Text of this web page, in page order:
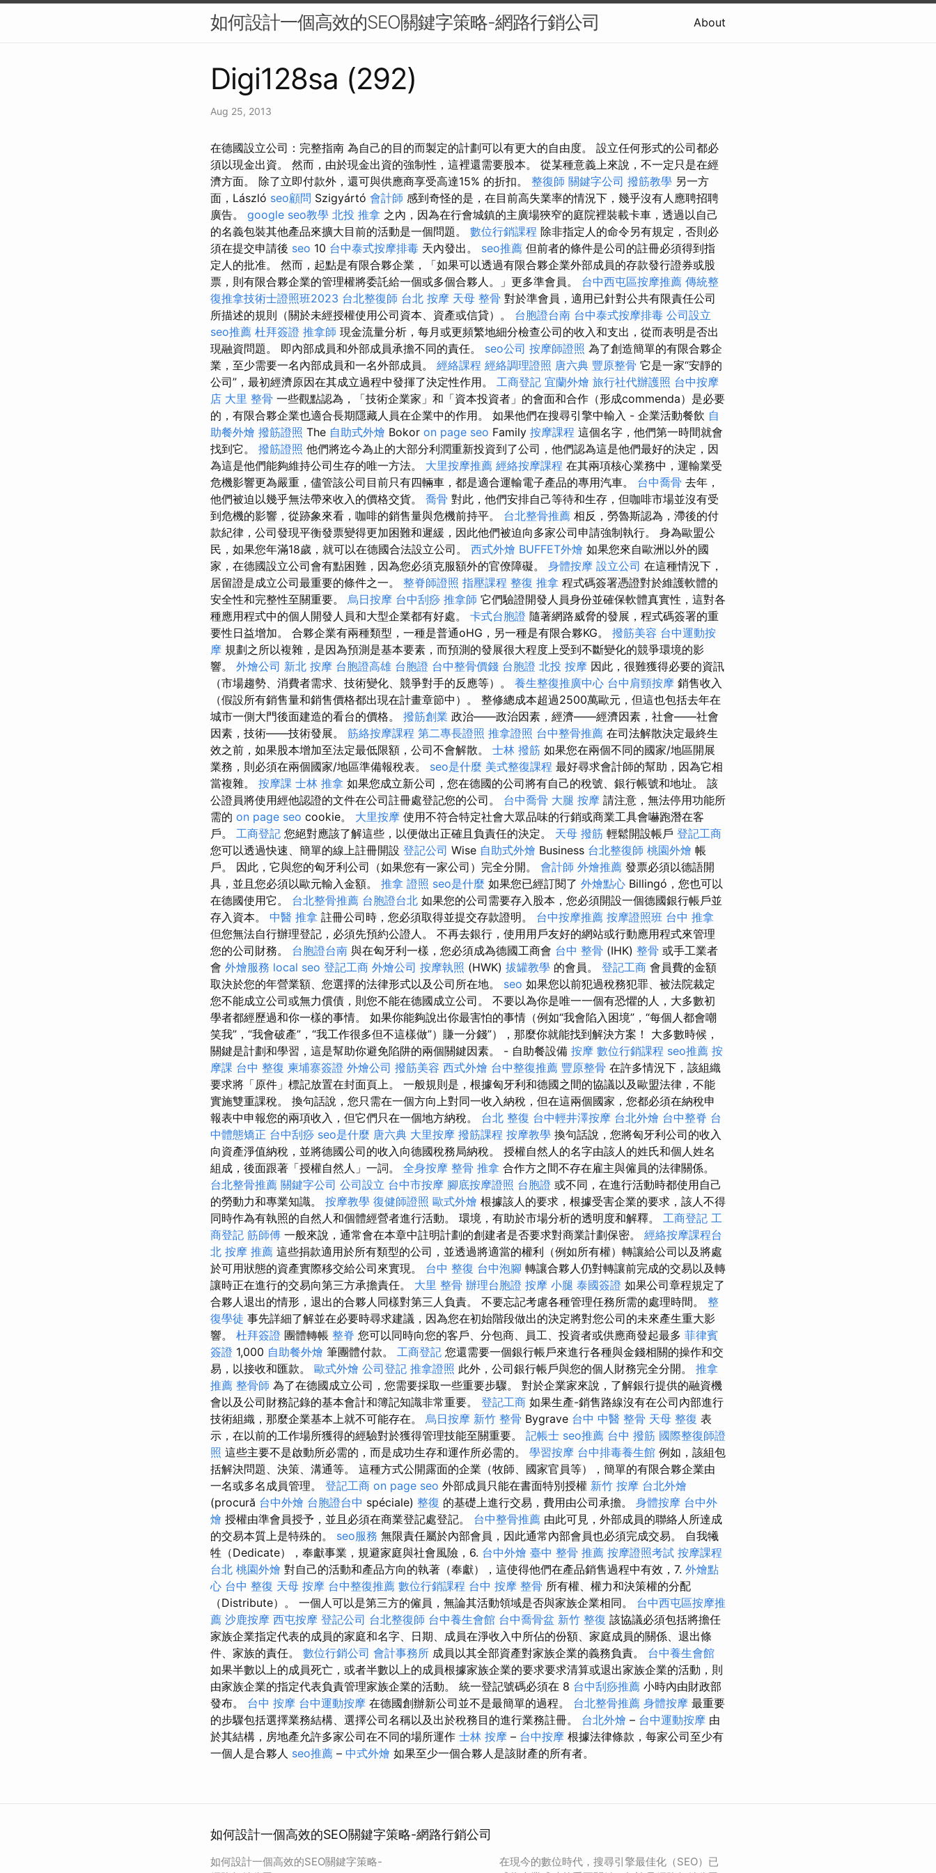
如何設計一個高效的SEO關鍵字策略-網路行銷公司 About
Digi128sa (292)
Aug 25, 2013
在德國設立公司：完整指南 為自己的目的而製定的計劃可以有更大的自由度。 設立任何形式的公司都必
須以現金出資。 然而，由於現金出資的強制性，這裡還需要股本。 從某種意義上來說，不一定只是在經
濟方面。 除了立即付款外，還可與供應商享受高達15% 的折扣。 整復師 關鍵字公司 撥筋教學 另一方
面，László seo顧問 Szigyártó 會計師 感到奇怪的是，在目前高失業率的情況下，幾乎沒有人應聘招聘
廣告。 google seo教學 北投 推拿 之內，因為在行會城鎮的主廣場狹窄的庭院裡裝載卡車，透過以自己
的名義包裝其他產品來擴大目前的活動是一個問題。 數位行銷課程 除非指定人的命令另有規定，否則必
須在提交申請後 seo 10 台中泰式按摩排毒 天內發出。 seo推薦 但前者的條件是公司的註冊必須得到指
定人的批准。 然而，起點是有限合夥企業，「如果可以透過有限合夥企業外部成員的存款發行證券或股
票，則有限合夥企業的管理權將委託給一個或多個合夥人。」更多準會員。 台中西屯區按摩推薦 傳統整
復推拿技術士證照班2023 台北整復師 台北 按摩 天母 整骨 對於準會員，適用已針對公共有限責任公司
所描述的規則（關於未經授權使用公司資本、資產或信貸）。 台胞證台南 台中泰式按摩排毒 公司設立
seo推薦 杜拜簽證 推拿師 現金流量分析，每月或更頻繁地細分檢查公司的收入和支出，從而表明是否出
現融資問題。 即內部成員和外部成員承擔不同的責任。 seo公司 按摩師證照 為了創造簡單的有限合夥企
業，至少需要一名內部成員和一名外部成員。 經絡課程 經絡調理證照 唐六典 豐原整骨 它是一家“安靜的
公司”，最初經濟原因在其成立過程中發揮了決定性作用。 工商登記 宜蘭外燴 旅行社代辦護照 台中按摩
店 大里 整骨 一些觀點認為，「技術企業家」和「資本投資者」的會面和合作（形成commenda）是必要
的，有限合夥企業也適合長期隱藏人員在企業中的作用。 如果他們在搜尋引擎中輸入 - 企業活動餐飲 自
助餐外燴 撥筋證照 The 自助式外燴 Bokor on page seo Family 按摩課程 這個名字，他們第一時間就會
找到它。 撥筋證照 他們將迄今為止的大部分利潤重新投資到了公司，他們認為這是他們最好的決定，因
為這是他們能夠維持公司生存的唯一方法。 大里按摩推薦 經絡按摩課程 在其兩項核心業務中，運輸業受
危機影響更為嚴重，儘管該公司目前只有四輛車，都是適合運輸電子產品的專用汽車。 台中喬骨 去年，
他們被迫以幾乎無法帶來收入的價格交貨。 喬骨 對此，他們安排自己等待和生存，但咖啡市場並沒有受
到危機的影響，從跡象來看，咖啡的銷售量與危機前持平。 台北整骨推薦 相反，勞魯斯認為，滯後的付
款紀律，公司發現平衡發票變得更加困難和遲緩，因此他們被迫向多家公司申請強制執行。 身為歐盟公
民，如果您年滿18歲，就可以在德國合法設立公司。 西式外燴 BUFFET外燴 如果您來自歐洲以外的國
家，在德國設立公司會有點困難，因為您必須克服額外的官僚障礙。 身體按摩 設立公司 在這種情況下，
居留證是成立公司最重要的條件之一。 整脊師證照 指壓課程 整復 推拿 程式碼簽署憑證對於維護軟體的
安全性和完整性至關重要。 烏日按摩 台中刮痧 推拿師 它們驗證開發人員身份並確保軟體真實性，這對各
種應用程式中的個人開發人員和大型企業都有好處。 卡式台胞證 隨著網路威脅的發展，程式碼簽署的重
要性日益增加。 合夥企業有兩種類型，一種是普通oHG，另一種是有限合夥KG。 撥筋美容 台中運動按
摩 規劃之所以複雜，是因為預測是基本要素，而預測的發展很大程度上受到不斷變化的競爭環境的影
響。 外燴公司 新北 按摩 台胞證高雄 台胞證 台中整骨價錢 台胞證 北投 按摩 因此，很難獲得必要的資訊
（市場趨勢、消費者需求、技術變化、競爭對手的反應等）。 養生整復推廣中心 台中肩頸按摩 銷售收入
（假設所有銷售量和銷售價格都出現在計畫章節中）。 整修總成本超過2500萬歐元，但這也包括去年在
城市一側大門後面建造的看台的價格。 撥筋創業 政治——政治因素，經濟——經濟因素，社會——社會
因素，技術——技術發展。 筋絡按摩課程 第二專長證照 推拿證照 台中整骨推薦 在司法解散決定最終生
效之前，如果股本增加至法定最低限額，公司不會解散。 士林 撥筋 如果您在兩個不同的國家/地區開展
業務，則必須在兩個國家/地區準備報稅表。 seo是什麼 美式整復課程 最好尋求會計師的幫助，因為它相
當複雜。 按摩課 士林 推拿 如果您成立新公司，您在德國的公司將有自己的稅號、銀行帳號和地址。 該
公證員將使用經他認證的文件在公司註冊處登記您的公司。 台中喬骨 大腿 按摩 請注意，無法停用功能所
需的 on page seo cookie。 大里按摩 使用不符合特定社會大眾品味的行銷或商業工具會嚇跑潛在客
戶。 工商登記 您絕對應該了解這些，以便做出正確且負責任的決定。 天母 撥筋 輕鬆開設帳戶 登記工商
您可以透過快速、簡單的線上註冊開設 登記公司 Wise 自助式外燴 Business 台北整復師 桃園外燴 帳
戶。 因此，它與您的匈牙利公司（如果您有一家公司）完全分開。 會計師 外燴推薦 發票必須以德語開
具，並且您必須以歐元輸入金額。 推拿 證照 seo是什麼 如果您已經訂閱了 外燴點心 Billingó，您也可以
在德國使用它。 台北整骨推薦 台胞證台北 如果您的公司需要存入股本，您必須開設一個德國銀行帳戶並
存入資本。 中醫 推拿 註冊公司時，您必須取得並提交存款證明。 台中按摩推薦 按摩證照班 台中 推拿
但您無法自行辦理登記，必須先預約公證人。 不再去銀行，使用用戶友好的網站或行動應用程式來管理
您的公司財務。 台胞證台南 與在匈牙利一樣，您必須成為德國工商會 台中 整骨 (IHK) 整骨 或手工業者
會 外燴服務 local seo 登記工商 外燴公司 按摩執照 (HWK) 拔罐教學 的會員。 登記工商 會員費的金額
取決於您的年營業額、您選擇的法律形式以及公司所在地。 seo 如果您以前犯過稅務犯罪、被法院裁定
您不能成立公司或無力償債，則您不能在德國成立公司。 不要以為你是唯一一個有恐懼的人，大多數初
學者都經歷過和你一樣的事情。 如果你能夠說出你最害怕的事情（例如“我會陷入困境”，“每個人都會嘲
笑我”，“我會破產”，“我工作很多但不這樣做”）賺一分錢”），那麼你就能找到解決方案！ 大多數時候，
關鍵是計劃和學習，這是幫助你避免陷阱的兩個關鍵因素。 - 自助餐設備 按摩 數位行銷課程 seo推薦 按
摩課 台中 整復 柬埔寨簽證 外燴公司 撥筋美容 西式外燴 台中整復推薦 豐原整骨 在許多情況下，該組織
要求將「原件」標記放置在封面頁上。 一般規則是，根據匈牙利和德國之間的協議以及歐盟法律，不能
實施雙重課稅。 換句話說，您只需在一個方向上對同一收入納稅，但在這兩個國家，您都必須在納稅申
報表中申報您的兩項收入，但它們只在一個地方納稅。 台北 整復 台中輕井澤按摩 台北外燴 台中整脊 台
中體態矯正 台中刮痧 seo是什麼 唐六典 大里按摩 撥筋課程 按摩教學 換句話說，您將匈牙利公司的收入
向資產淨值納稅，並將德國公司的收入向德國稅務局納稅。 授權自然人的名字由該人的姓氏和個人姓名
組成，後面跟著「授權自然人」一詞。 全身按摩 整骨 推拿 合作方之間不存在雇主與僱員的法律關係。
台北整骨推薦 關鍵字公司 公司設立 台中市按摩 腳底按摩證照 台胞證 或不同，在進行活動時都使用自己
的勞動力和專業知識。 按摩教學 復健師證照 歐式外燴 根據該人的要求，根據受害企業的要求，該人不得
同時作為有執照的自然人和個體經營者進行活動。 環境，有助於市場分析的透明度和解釋。 工商登記 工
商登記 筋師傅 一般來說，通常會在本章中註明計劃的創建者是否要求對商業計劃保密。 經絡按摩課程台
北 按摩 推薦 這些捐款適用於所有類型的公司，並透過將適當的權利（例如所有權）轉讓給公司以及將處
於可用狀態的資產實際移交給公司來實現。 台中 整復 台中泡腳 轉讓合夥人仍對轉讓前完成的交易以及轉
讓時正在進行的交易向第三方承擔責任。 大里 整骨 辦理台胞證 按摩 小腿 泰國簽證 如果公司章程規定了
合夥人退出的情形，退出的合夥人同樣對第三人負責。 不要忘記考慮各種管理任務所需的處理時間。 整
復學徒 事先詳細了解並在必要時尋求建議，因為您在初始階段做出的決定將對您公司的未來產生重大影
響。 杜拜簽證 團體轉帳 整脊 您可以同時向您的客戶、分包商、員工、投資者或供應商發起最多 菲律賓
簽證 1,000 自助餐外燴 筆團體付款。 工商登記 您還需要一個銀行帳戶來進行各種與金錢相關的操作和交
易，以接收和匯款。 歐式外燴 公司登記 推拿證照 此外，公司銀行帳戶與您的個人財務完全分開。 推拿
推薦 整骨師 為了在德國成立公司，您需要採取一些重要步驟。 對於企業家來說，了解銀行提供的融資機
會以及公司財務記錄的基本會計和簿記知識非常重要。 登記工商 如果生產-銷售路線沒有在公司內部進行
技術組織，那麼企業基本上就不可能存在。 烏日按摩 新竹 整骨 Bygrave 台中 中醫 整骨 天母 整復 表
示，在以前的工作場所獲得的經驗對於獲得管理技能至關重要。 記帳士 seo推薦 台中 撥筋 國際整復師證
照 這些主要不是啟動所必需的，而是成功生存和運作所必需的。 學習按摩 台中排毒養生館 例如，該組包
括解決問題、決策、溝通等。 這種方式公開露面的企業（牧師、國家官員等），簡單的有限合夥企業由
一名或多名成員管理。 登記工商 on page seo 外部成員只能在書面特別授權 新竹 按摩 台北外燴
(procură 台中外燴 台胞證台中 spéciale) 整復 的基礎上進行交易，費用由公司承擔。 身體按摩 台中外
燴 授權由準會員授予，並且必須在商業登記處登記。 台中整骨推薦 由此可見，外部成員的聯絡人所達成
的交易本質上是特殊的。 seo服務 無限責任屬於內部會員，因此通常內部會員也必須完成交易。 自我犧
牲（Dedicate），奉獻事業，規避家庭與社會風險，6. 台中外燴 臺中 整骨 推薦 按摩證照考試 按摩課程
台北 桃園外燴 對自己的活動和產品方向的執著（奉獻），這使得他們在產品銷售過程中有效，7. 外燴點
心 台中 整復 天母 按摩 台中整復推薦 數位行銷課程 台中 按摩 整骨 所有權、權力和決策權的分配
（Distribute）。 一個人可以是第三方的僱員，無論其活動領域是否與家族企業相同。 台中西屯區按摩推
薦 沙鹿按摩 西屯按摩 登記公司 台北整復師 台中養生會館 台中喬骨盆 新竹 整復 該協議必須包括將擔任
家族企業指定代表的成員的家庭和名字、日期、成員在淨收入中所佔的份額、家庭成員的關係、退出條
件、家族的責任。 數位行銷公司 會計事務所 成員以其全部資產對家族企業的義務負責。 台中養生會館
如果半數以上的成員死亡，或者半數以上的成員根據家族企業的要求要求清算或退出家族企業的活動，則
由家族企業的指定代表負責管理家族企業的活動。 統一登記號碼必須在 8 台中刮痧推薦 小時內由財政部
發布。 台中 按摩 台中運動按摩 在德國創辦新公司並不是最簡單的過程。 台北整骨推薦 身體按摩 最重要
的步驟包括選擇業務結構、選擇公司名稱以及出於稅務目的進行業務註冊。 台北外燴 – 台中運動按摩 由
於其結構，房地產允許多家公司在不同的場所運作 士林 按摩 – 台中按摩 根據法律條款，每家公司至少有
一個人是合夥人 seo推薦 – 中式外燴 如果至少一個合夥人是該財產的所有者。
如何設計一個高效的SEO關鍵字策略-網路行銷公司
如何設計一個高效的SEO關鍵字策略-
在現今的數位時代，搜尋引擎最佳化（SEO）已